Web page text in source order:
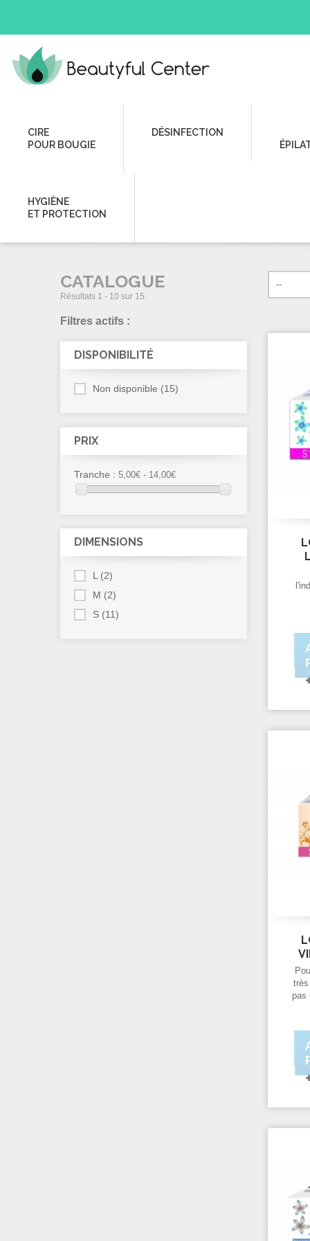
CIRE
POUR BOUGIE
DÉSINFECTION
HYGIÈNE
ET PROTECTION
GANTS D’EXAMEN /
CATALOGUE
Résultats 1 - 10 sur 15.
Filtres actifs :
DISPONIBILITÉ
Non disponible (15)
PRIX
Tranche : 5,00€ - 14,00€
DIMENSIONS
L(2)
M (2)
S (11)
pas